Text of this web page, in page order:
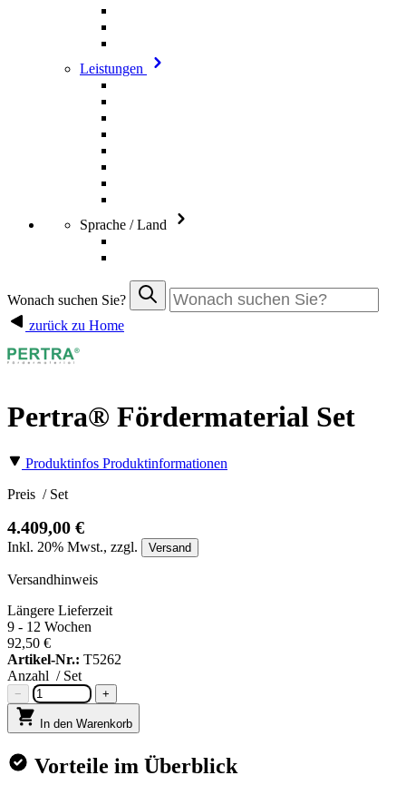
Leistungen
Sprache / Land
Wonach suchen Sie?
zurück zu Home
Pertra® Fördermaterial Set
Produktinfos Produktinformationen
Preis / Set
4.409,00 €
Inkl. 20% Mwst., zzgl. Versand
Versandhinweis
Längere Lieferzeit
9 - 12 Wochen
92,50 €
Artikel-Nr.: T5262
Anzahl / Set
− +
In den Warenkorb
Vorteile im Überblick